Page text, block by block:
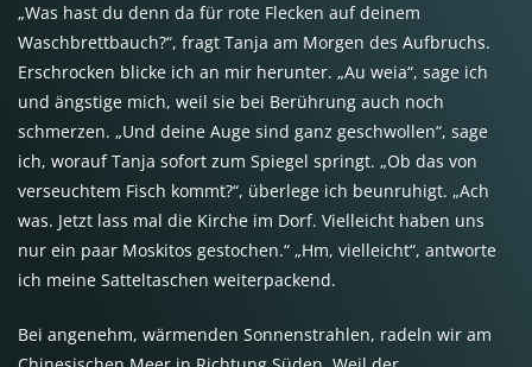
„Was hast du denn da für rote Flecken auf deinem
Waschbrettbauch?“, fragt Tanja am Morgen des Aufbruchs.
Erschrocken blicke ich an mir herunter. „Au weia“, sage ich
und ängstige mich, weil sie bei Berührung auch noch
schmerzen. „Und deine Auge sind ganz geschwollen“, sage
ich, worauf Tanja sofort zum Spiegel springt. „Ob das von
verseuchtem Fisch kommt?“, überlege ich beunruhigt. „Ach
was. Jetzt lass mal die Kirche im Dorf. Vielleicht haben uns
nur ein paar Moskitos gestochen.“ „Hm, vielleicht“, antworte
ich meine Satteltaschen weiterpackend.
Bei angenehm, wärmenden Sonnenstrahlen, radeln wir am